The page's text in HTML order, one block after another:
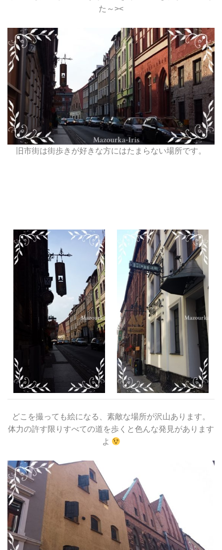
た～><
旧市街は街歩きが好きな方にはたまらない場所です。
どこを撮っても絵になる、素敵な場所が沢山あります。
体力の許す限りすべての道を歩くと色んな発見があります
よ